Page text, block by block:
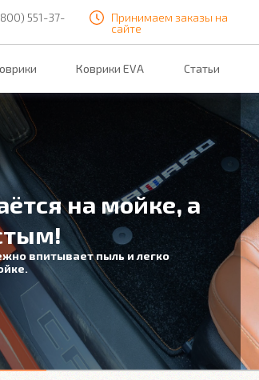
551-37-
Принимаем заказы на
сайте
Коврики EVA Статьи
на мойке, а
впитывает пыль и легко